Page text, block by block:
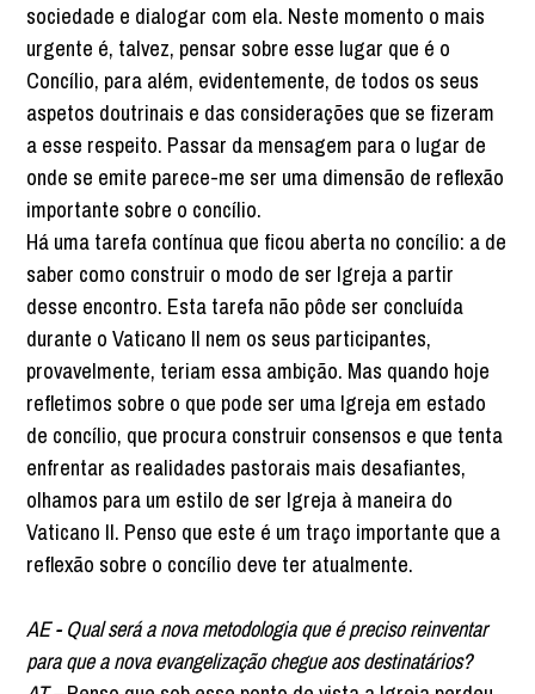
sociedade e dialogar com ela. Neste momento o mais
urgente é, talvez, pensar sobre esse lugar que é o
Concílio, para além, evidentemente, de todos os seus
aspetos doutrinais e das considerações que se fizeram
a esse respeito. Passar da mensagem para o lugar de
onde se emite parece-me ser uma dimensão de reflexão
importante sobre o concílio.
Há uma tarefa contínua que ficou aberta no concílio: a de
saber como construir o modo de ser Igreja a partir
desse encontro. Esta tarefa não pôde ser concluída
durante o Vaticano II nem os seus participantes,
provavelmente, teriam essa ambição. Mas quando hoje
refletimos sobre o que pode ser uma Igreja em estado
de concílio, que procura construir consensos e que tenta
enfrentar as realidades pastorais mais desafiantes,
olhamos para um estilo de ser Igreja à maneira do
Vaticano II. Penso que este é um traço importante que a
reflexão sobre o concílio deve ter atualmente.
AE - Qual será a nova metodologia que é preciso reinventar
para que a nova evangelização chegue aos destinatários?